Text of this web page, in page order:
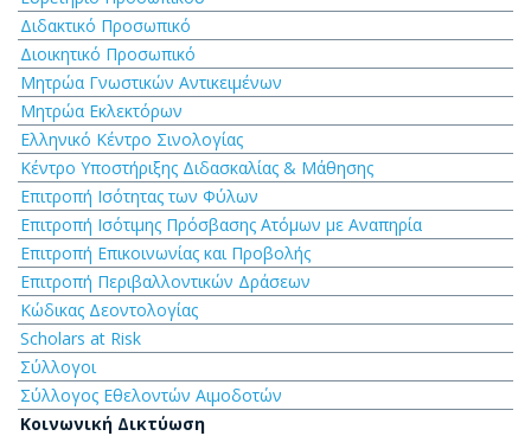
Διδακτικό Προσωπικό
Διοικητικό Προσωπικό
Μητρώα Γνωστικών Αντικειμένων
Μητρώα Εκλεκτόρων
Ελληνικό Κέντρο Σινολογίας
Κέντρο Υποστήριξης Διδασκαλίας & Μάθησης
Επιτροπή Ισότητας των Φύλων
Επιτροπή Ισότιμης Πρόσβασης Ατόμων με Αναπηρία
Επιτροπή Επικοινωνίας και Προβολής
Επιτροπή Περιβαλλοντικών Δράσεων
Κώδικας Δεοντολογίας
Scholars at Risk
Σύλλογοι
Σύλλογος Εθελοντών Αιμοδοτών
Κοινωνική Δικτύωση